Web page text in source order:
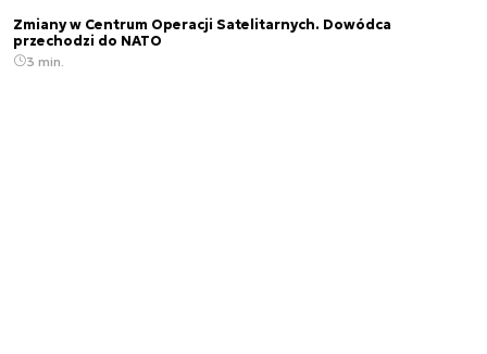
Zmiany w Centrum Operacji Satelitarnych. Dowódca
przechodzi do NATO
3 min.